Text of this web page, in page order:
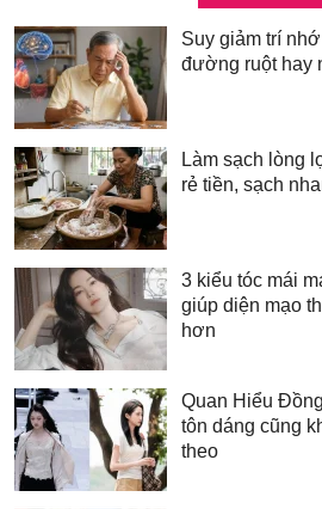
Suy giảm trí
đường ruột hay
Làm sạch lòng
rẻ tiền, sạch
3 kiểu tóc mái
giúp diện mạo
hơn
Quan Hiểu
tôn dáng cũng
theo